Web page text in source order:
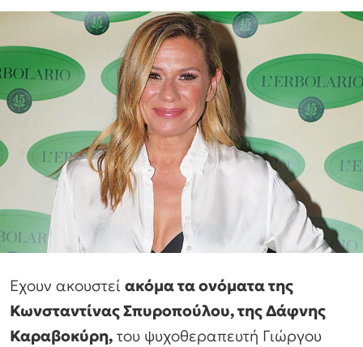
Εχουν ακουστεί ακόμα τα ονόματα της
Κωνσταντίνας Σπυροπούλου, της Δάφνης
Καραβοκύρη, του ψυχοθεραπευτή Γιώργου